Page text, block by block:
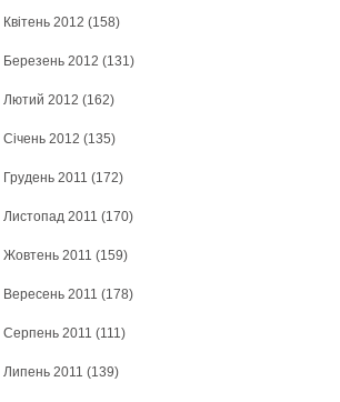
Квітень 2012 (158)
Березень 2012 (131)
Лютий 2012 (162)
Січень 2012 (135)
Грудень 2011 (172)
Листопад 2011 (170)
Жовтень 2011 (159)
Вересень 2011 (178)
Серпень 2011 (111)
Липень 2011 (139)